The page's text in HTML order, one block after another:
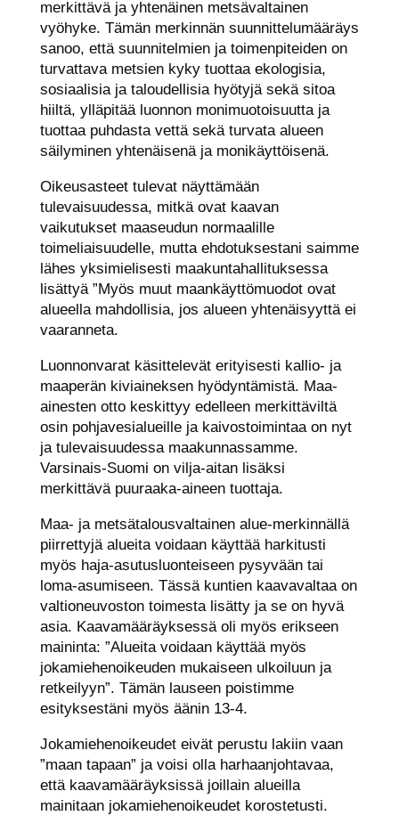
merkittävä ja yhtenäinen metsävaltainen
vyöhyke. Tämän merkinnän suunnittelumääräys
sanoo, että suunnitelmien ja toimenpiteiden on
turvattava metsien kyky tuottaa ekologisia,
sosiaalisia ja taloudellisia hyötyjä sekä sitoa
hiiltä, ylläpitää luonnon monimuotoisuutta ja
tuottaa puhdasta vettä sekä turvata alueen
säilyminen yhtenäisenä ja monikäyttöisenä.
Oikeusasteet tulevat näyttämään
tulevaisuudessa, mitkä ovat kaavan
vaikutukset maaseudun normaalille
toimeliaisuudelle, mutta ehdotuksestani saimme
lähes yksimielisesti maakuntahallituksessa
lisättyä ”Myös muut maankäyttömuodot ovat
alueella mahdollisia, jos alueen yhtenäisyyttä ei
vaaranneta.
Luonnonvarat käsittelevät erityisesti kallio- ja
maaperän kiviaineksen hyödyntämistä. Maa-
ainesten otto keskittyy edelleen merkittäviltä
osin pohjavesialueille ja kaivostoimintaa on nyt
ja tulevaisuudessa maakunnassamme.
Varsinais-Suomi on vilja-aitan lisäksi
merkittävä puuraaka-aineen tuottaja.
Maa- ja metsätalousvaltainen alue-merkinnällä
piirrettyjä alueita voidaan käyttää harkitusti
myös haja-asutusluonteiseen pysyvään tai
loma-asumiseen. Tässä kuntien kaavavaltaa on
valtioneuvoston toimesta lisätty ja se on hyvä
asia. Kaavamääräyksessä oli myös erikseen
maininta: ”Alueita voidaan käyttää myös
jokamiehenoikeuden mukaiseen ulkoiluun ja
retkeilyyn”. Tämän lauseen poistimme
esityksestäni myös äänin 13-4.
Jokamiehenoikeudet eivät perustu lakiin vaan
”maan tapaan” ja voisi olla harhaanjohtavaa,
että kaavamääräyksissä joillain alueilla
mainitaan jokamiehenoikeudet korostetusti.